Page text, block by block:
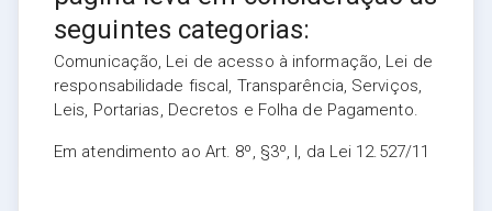
seguintes categorias:
Comunicação, Lei de acesso à informação, Lei de
responsabilidade fiscal, Transparência, Serviços,
Leis, Portarias, Decretos e Folha de Pagamento.
Em atendimento ao Art. 8º, §3º, I, da Lei 12.527/11